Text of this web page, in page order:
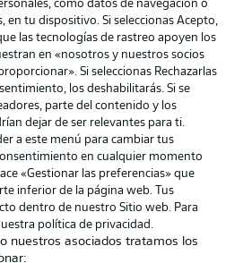
Aviso legal
Trabajos
Condiciones de uso
como datos de navegación o
en tu dispositivo. Si seleccionas Acepto,
las tecnologías de rastreo apoyen los
en «nosotros y nuestros socios
Si seleccionas Rechazarlas
los deshabilitarás. Si se
parte del contenido y los
dejar de ser relevantes para ti.
a este menú para cambiar tus
en cualquier momento
«Gestionar las preferencias» que
inferior de la página web. Tus
dentro de nuestro Sitio web. Para
política de privacidad.
nuestros asociados tratamos los